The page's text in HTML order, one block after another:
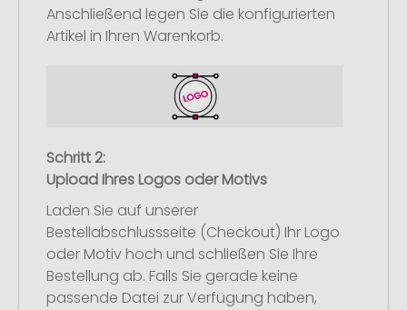
Anschließend legen Sie die konfigurierten
Artikel in Ihren Warenkorb.
Schritt 2:
Upload Ihres Logos oder Motivs
Laden Sie auf unserer
Bestellabschlussseite (Checkout) Ihr Logo
oder Motiv hoch und schließen Sie Ihre
Bestellung ab. Falls Sie gerade keine
passende Datei zur Verfügung haben,